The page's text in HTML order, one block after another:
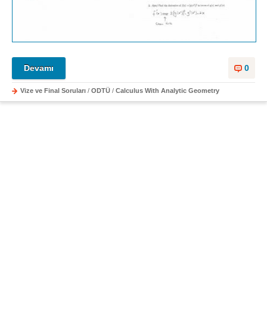
0
Devamı
Vize ve Final Soruları / ODTÜ / Calculus With Analytic Geometry